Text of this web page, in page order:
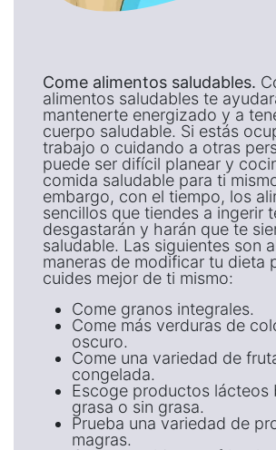
Come alimentos saludables.
alimentos saludables te
mantenerte energizado y a
cuerpo saludable. Si estás
trabajo o cuidando a otras
puede ser difícil planear y
comida saludable para ti
embargo, con el tiempo, los
sencillos que tiendes a ingerir
desgastarán y harán que te
saludable. Las siguientes son
maneras de modificar tu dieta
cuides mejor de ti mismo:
Come granos integrales.
Come más verduras de
oscuro.
Come una variedad de
congelada.
Escoge productos lácteos
grasa o sin grasa.
Prueba una variedad de
magras.